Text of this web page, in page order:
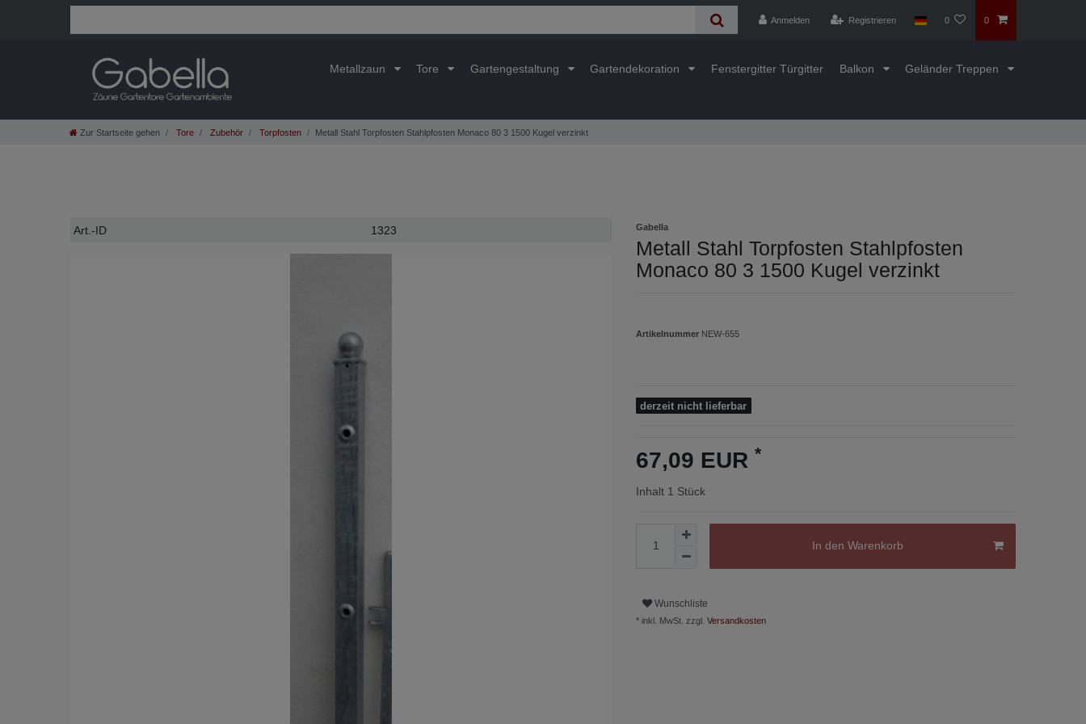
Anmelden Registrieren 0 0
Metallzaun Tore Gartengestaltung Gartendekoration Fenstergitter Türgitter Balkon Geländer Treppen
Zur Startseite gehen Tore Zubehör Torpfosten Metall Stahl Torpfosten Stahlpfosten Monaco 80 3 1500 Kugel verzinkt
Technisches
Wert
Art.-ID 1323 Gabella
Metall Stahl Torpfosten Stahlpfosten
Monaco 80 3 1500 Kugel verzinkt
Artikelnummer NEW-655
derzeit nicht lieferbar
67,09 EUR *
Inhalt 1 Stück
In den Warenkorb
Wunschliste
* inkl. MwSt. zzgl. Versandkosten